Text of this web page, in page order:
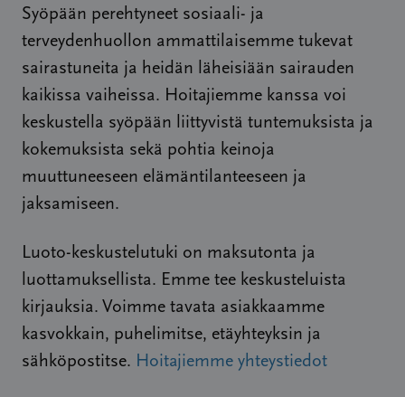
Syöpään perehtyneet sosiaali- ja
terveydenhuollon ammattilaisemme tukevat
sairastuneita ja heidän läheisiään sairauden
kaikissa vaiheissa. Hoitajiemme kanssa voi
keskustella syöpään liittyvistä tuntemuksista ja
kokemuksista sekä pohtia keinoja
muuttuneeseen elämäntilanteeseen ja
jaksamiseen.
Luoto-keskustelutuki on maksutonta ja
luottamuksellista. Emme tee keskusteluista
kirjauksia. Voimme tavata asiakkaamme
kasvokkain, puhelimitse, etäyhteyksin ja
sähköpostitse. Hoitajiemme yhteystiedot